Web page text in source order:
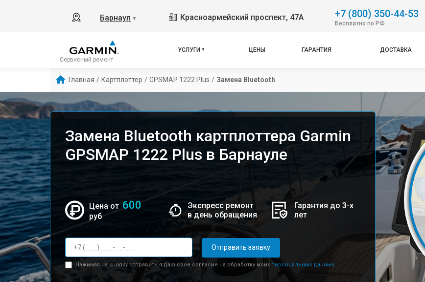
Барнаул ▼ Красноармейский проспект, 47А +7 (800) 350-44-53
Бесплатно по РФ
Сервисный ремонт
УСЛУГИ ЦЕНЫ ГАРАНТИЯ ДОСТАВКА
Главная / Картплоттер / GPSMAP 1222 Plus / Замена Bluetooth
Замена Bluetooth картплоттера Garmin
GPSMAP 1222 Plus в Барнауле
Цена от 600
руб
Экспресс ремонт
в день обращения
Гарантия до 3-х
лет
Отправить заявку
Нажимая на кнопку отправить я даю свое согласие на обработку моих персональных данных.